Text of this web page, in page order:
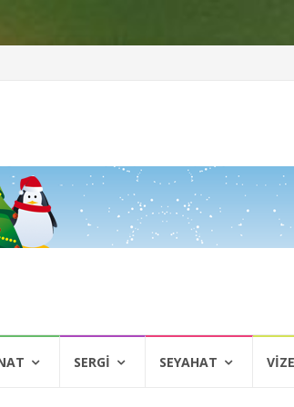
SERGI SEYAHAT VIZE